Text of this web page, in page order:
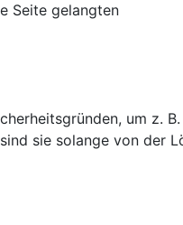
Seite gelangten
um z.
sie solange von der